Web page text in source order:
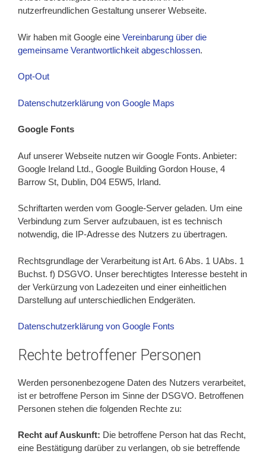
nutzerfreundlichen Gestaltung unserer Webseite.
Wir haben mit Google eine Vereinbarung über die
gemeinsame Verantwortlichkeit abgeschlossen.
Opt-Out
Datenschutzerklärung von Google Maps
Google Fonts
Auf unserer Webseite nutzen wir Google Fonts. Anbieter:
Google Ireland Ltd., Google Building Gordon House, 4
Barrow St, Dublin, D04 E5W5, Irland.
Schriftarten werden vom Google-Server geladen. Um eine
Verbindung zum Server aufzubauen, ist es technisch
notwendig, die IP-Adresse des Nutzers zu übertragen.
Rechtsgrundlage der Verarbeitung ist Art. 6 Abs. 1 UAbs. 1
Buchst. f) DSGVO. Unser berechtigtes Interesse besteht in
der Verkürzung von Ladezeiten und einer einheitlichen
Darstellung auf unterschiedlichen Endgeräten.
Datenschutzerklärung von Google Fonts
Rechte betroffener Personen
Werden personenbezogene Daten des Nutzers verarbeitet,
ist er betroffene Person im Sinne der DSGVO. Betroffenen
Personen stehen die folgenden Rechte zu:
Recht auf Auskunft: Die betroffene Person hat das Recht,
eine Bestätigung darüber zu verlangen, ob sie betreffende